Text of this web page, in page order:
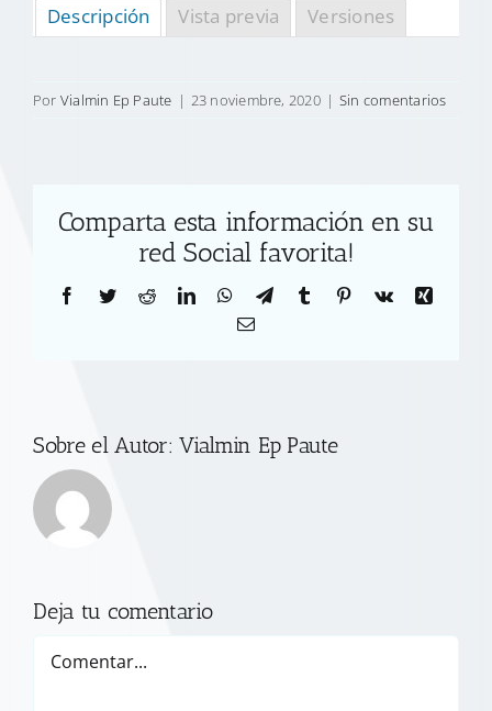
Descripción Vista previa Versiones
Por Vialmin Ep Paute | 23 noviembre, 2020 | Sin comentarios
Comparta esta información en su
red Social favorita!
Facebook
TwitterRedditLinkedInWhatsApp
TelegramTumblr Pinterest
Vk
Xing
Correo
Sobre el Autor:Vialmin Ep Paute
Deja tu comentario